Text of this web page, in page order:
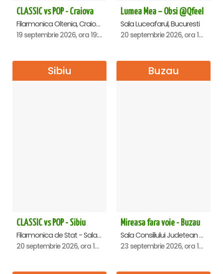
CLASSIC vs POP - Craiova
Filarmonica Oltenia, Craiova
19 septembrie 2026, ora 19:00
Lumea Mea – Obsi @Qfeel
Sala Luceafarul, Bucuresti
20 septembrie 2026, ora 12:30
Sibiu
CLASSIC vs POP - Sibiu
Filarmonica de Stat - Sala Thalia, Sibiu
20 septembrie 2026, ora 19:00
Buzau
Mireasa fara voie - Buzau
Sala Consiliului Judetean Buzau, Buzau
23 septembrie 2026, ora 19:29